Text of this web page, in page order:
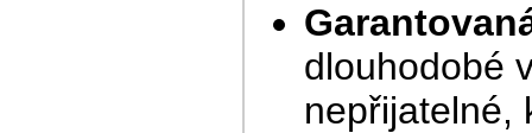
dlouhodobé
nepřijatelné,